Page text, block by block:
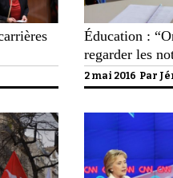
Éducation :
regarder les
2 mai 2016 Par